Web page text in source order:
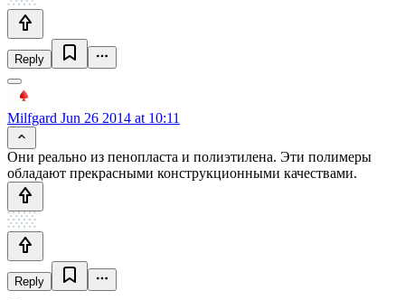
Reply
Milfgard Jun 26 2014 at 10:11
Они реально из пенопласта и полиэтилена. Эти полимеры
обладают прекрасными конструкционными качествами.
Reply